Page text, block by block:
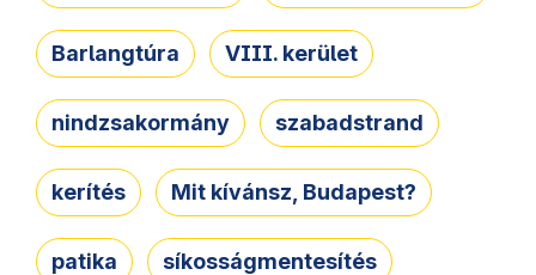
Barlangtúra VIII. kerület
nindzsakormány szabadstrand
kerítés Mit kívánsz, Budapest?
patika síkosságmentesítés